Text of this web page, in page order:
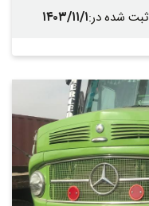
ثبت شده در:۱۴۰۳/۱۱/۱